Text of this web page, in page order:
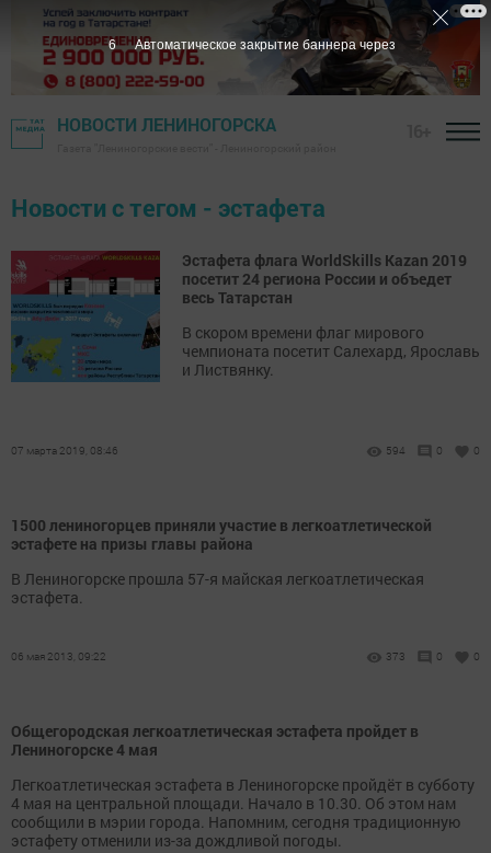
НОВОСТИ ЛЕНИНОГОРСКА
Новости с тегом - эстафета
Эстафета флага WorldSkills Kazan 2019
посетит 24 региона России и объедет
весь Татарстан
В скором времени флаг мирового
чемпионата посетит Салехард, Ярославь
и Листвянку.
07 марта 2019, 08:46 594 0 0
1500 лениногорцев приняли участие в легкоатлетической
эстафете на призы главы района
В Лениногорске прошла 57-я майская легкоатлетическая
эстафета.
06 мая 2013, 09:22 373 0 0
Общегородская легкоатлетическая эстафета пройдет в
Лениногорске 4 мая
Легкоатлетическая эстафета в Лениногорске пройдёт в субботу
4 мая на центральной площади. Начало в 10.30. Об этом нам
сообщили в мэрии города. Напомним, сегодня традиционную
эстафету отменили из-за дождливой погоды.
6 Автоматическое закрытие баннера через